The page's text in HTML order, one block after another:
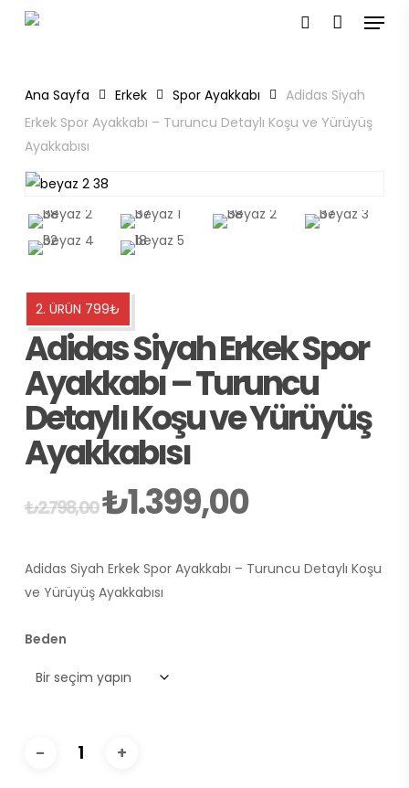
Menu
Ana Sayfa Erkek Spor Ayakkabı
Adidas Siyah
Erkek Spor Ayakkabı – Turuncu Detaylı Koşu ve Yürüyüş
Ayakkabısı
2. ÜRÜN 799₺
Adidas Siyah Erkek Spor
Ayakkabı – Turuncu
Detaylı Koşu ve Yürüyüş
Ayakkabısı
₺2.798,00Orijinal
fiyat:
₺2.798,00.
₺1.399,00Şu
fiyat:
₺1.399,00.
Adidas Siyah Erkek Spor Ayakkabı – Turuncu Detaylı Koşu
ve Yürüyüş Ayakkabısı
Beden